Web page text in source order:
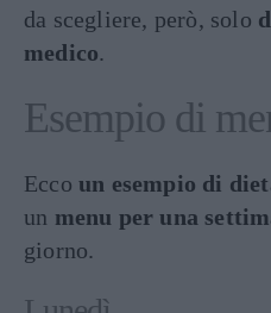
da scegliere, però, solo
medico.
Esempio di
Ecco un esempio di
un menu per una
giorno.